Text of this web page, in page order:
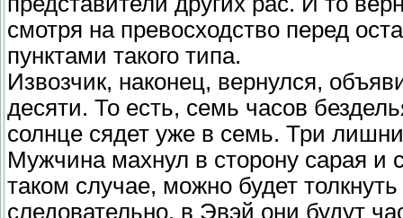
смотря на превосходство перед
пунктами такого типа.
Извозчик, наконец, вернулся,
десяти. То есть, семь часов
солнце сядет уже в семь. Три
Мужчина махнул в сторону сарая и
таком случае, можно будет
следовательно, в Эвэй они будут